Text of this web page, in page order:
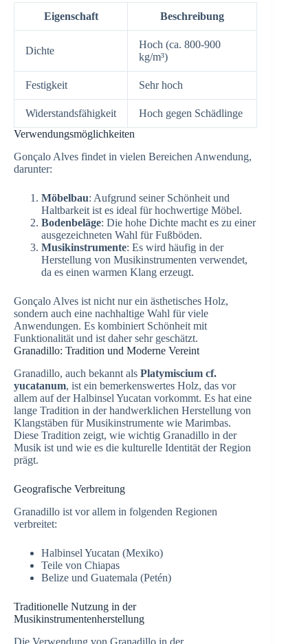
Eigenschaft Beschreibung
Dichte
Hoch (ca. 800-900
kg/m³)
Festigkeit Sehr hoch
Widerstandsfähigkeit
Hoch gegen Schädlinge
Verwendungsmöglichkeiten
Gonçalo Alves findet in vielen Bereichen Anwendung,
darunter:
Möbelbau: Aufgrund seiner Schönheit und
Haltbarkeit ist es ideal für hochwertige Möbel.
Bodenbeläge: Die hohe Dichte macht es zu einer
ausgezeichneten Wahl für Fußböden.
Musikinstrumente: Es wird häufig in der
Herstellung von Musikinstrumenten verwendet,
da es einen warmen Klang erzeugt.
Gonçalo Alves ist nicht nur ein ästhetisches Holz,
sondern auch eine nachhaltige Wahl für viele
Anwendungen. Es kombiniert Schönheit mit
Funktionalität und ist daher sehr geschätzt.
Granadillo: Tradition und Moderne Vereint
Granadillo, auch bekannt als Platymiscium cf.
yucatanum, ist ein bemerkenswertes Holz, das vor
allem auf der Halbinsel Yucatan vorkommt. Es hat eine
lange Tradition in der handwerklichen Herstellung von
Klangstäben für Musikinstrumente wie Marimbas.
Diese Tradition zeigt, wie wichtig Granadillo in der
Musik ist und wie es die kulturelle Identität der Region
prägt.
Geografische Verbreitung
Granadillo ist vor allem in folgenden Regionen
verbreitet:
Halbinsel Yucatan (Mexiko)
Teile von Chiapas
Belize und Guatemala (Petén)
Traditionelle Nutzung in der
Musikinstrumentenherstellung
Die Verwendung von Granadillo in der